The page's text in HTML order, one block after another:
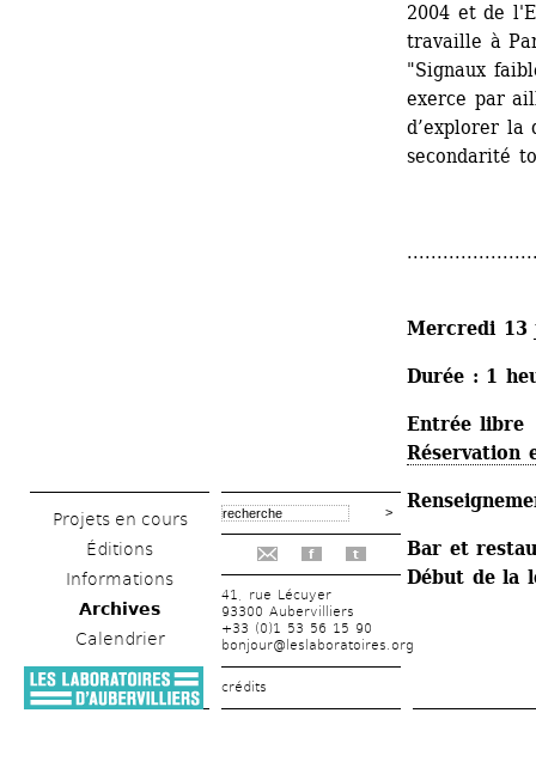
Projets en cours
Éditions
Informations
Archives
Calendrier
f t
41, rue Lécuyer
93300 Aubervilliers
+33 (0)1 53 56 15 90
bonjour@leslaboratoires.org
crédits
2004 et de
travaille à
"Signaux
exerce par
d’explorer
secondarité
Mercredi 13
Durée : 1
Entrée libre
Réservation
Bar et
Début de la